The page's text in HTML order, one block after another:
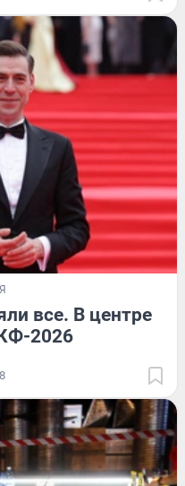
все. В центре
2026
8